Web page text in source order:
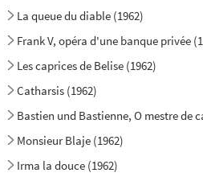
La queue du diable (1962)
Frank V, opéra d'une banque privée
Les caprices de Belise (1962)
Catharsis (1962)
Bastien und Bastienne, O mestre de
Monsieur Blaje (1962)
Irma la douce (1962)